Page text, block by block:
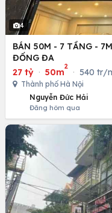
4
BÁN 50M - 7 TẦNG -
ĐỐNG ĐA
27 tỷ · 50m
2
· 540 tr/
Thành phố Hà Nội
Nguyễn Đức Hải
Đăng hôm qua